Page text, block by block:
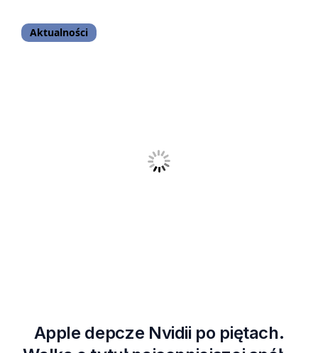
Aktualności
Apple depcze Nvidii po piętach.